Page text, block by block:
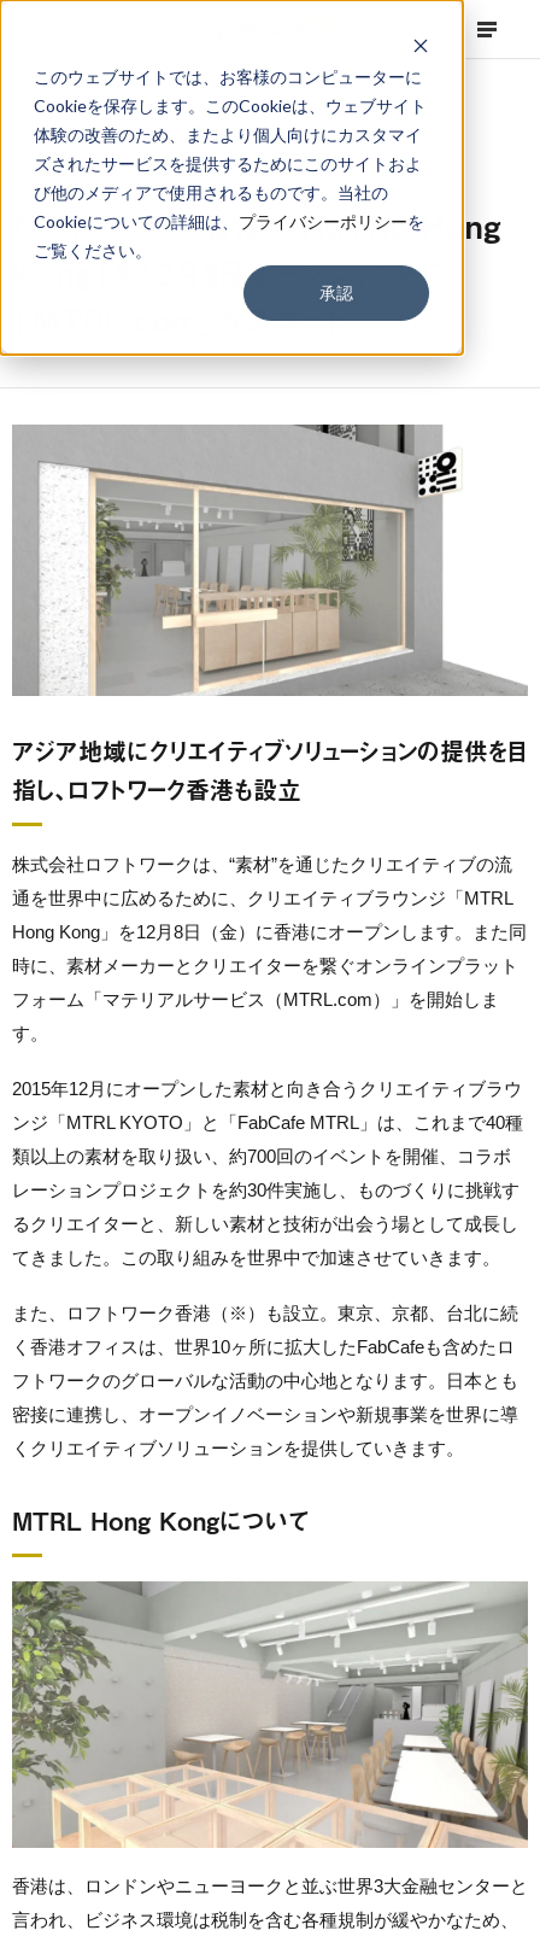
このウェブサイトでは、お客様のコンピューターに
Cookieを保存します。このCookieは、ウェブサイト
体験の改善のため、またより個人向けにカスタマイ
ズされたサービスを提供するためにこのサイトおよ
び他のメディアで使用されるものです。当社の
Cookieについての詳細は、 プライバシーポリシーを
ご覧ください。
承認
NEWS Corporate Topics 2017.11.10
ロフトワークが香港に「MTRL Hong
Kong」を12月8日オープン、さらに
「MTRL.com」をスタート
アジア地域にクリエイティブソリューションの提供を目
指し、ロフトワーク香港も設立
株式会社ロフトワークは、“素材”を通じたクリエイティブの流
通を世界中に広めるために、クリエイティブラウンジ「MTRL
Hong Kong」を12月8日（金）に香港にオープンします。また同
時に、素材メーカーとクリエイターを繋ぐオンラインプラット
フォーム「マテリアルサービス（MTRL.com）」を開始しま
す。
2015年12月にオープンした素材と向き合うクリエイティブラウ
ンジ「MTRL KYOTO」と「FabCafe MTRL」は、これまで40種
類以上の素材を取り扱い、約700回のイベントを開催、コラボ
レーションプロジェクトを約30件実施し、ものづくりに挑戦す
るクリエイターと、新しい素材と技術が出会う場として成長し
てきました。この取り組みを世界中で加速させていきます。
また、ロフトワーク香港（※）も設立。東京、京都、台北に続
く香港オフィスは、世界10ヶ所に拡大したFabCafeも含めたロ
フトワークのグローバルな活動の中心地となります。日本とも
密接に連携し、オープンイノベーションや新規事業を世界に導
くクリエイティブソリューションを提供していきます。
MTRL Hong Kongについて
香港は、ロンドンやニューヨークと並ぶ世界3大金融センターと
言われ、ビジネス環境は税制を含む各種規制が緩やかなため、